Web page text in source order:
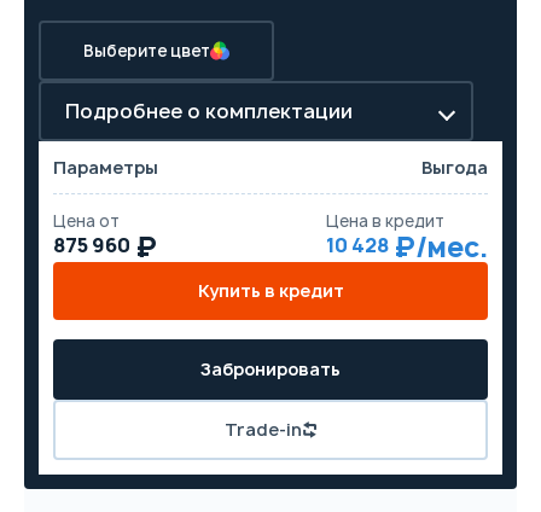
Выберите цвет
Подробнее о комплектации
Параметры Выгода
Цена от
875 960
Цена в кредит
10 428
Купить в кредит
Trade-in
Забронировать